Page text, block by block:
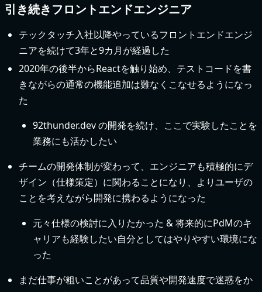
引き続きフロントエンドエンジニア
テックタッチ入社以降やっているフロントエンドエンジ
ニアを続けて3年と9カ月が経過した
2020年の後半からReactを触り始め、テストコードを書
きながらの通常の機能追加は難なくこなせるようになっ
た
92thunder.dev の開発を続け、ここで実験したことを
業務にも活かしたい
チームの開発体制が変わって、エンジニアも積極的にデ
ザイン（仕様策定）に関わることになり、よりユーザの
ことを考えながら開発に携わるようになった
元々仕様の検討に入りたかった & 将来的にPdMのキ
ャリアも経験したい自分としてはやりやすい環境にな
った
まだ仕事が粗いことがあって品質や開発速度で迷惑をか